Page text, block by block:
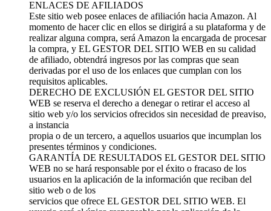
ENLACES DE AFILIADOS
Este sitio web posee enlaces de afiliación hacia Amazon. Al
momento de hacer clic en ellos se dirigirá a su plataforma y de
realizar alguna compra, será Amazon la encargada de procesar
la compra, y EL GESTOR DEL SITIO WEB en su calidad
de afiliado, obtendrá ingresos por las compras que sean
derivadas por el uso de los enlaces que cumplan con los
requisitos aplicables.
DERECHO DE EXCLUSIÓN EL GESTOR DEL SITIO
WEB se reserva el derecho a denegar o retirar el acceso al
sitio web y/o los servicios ofrecidos sin necesidad de preaviso,
a instancia
propia o de un tercero, a aquellos usuarios que incumplan los
presentes términos y condiciones.
GARANTÍA DE RESULTADOS EL GESTOR DEL SITIO
WEB no se hará responsable por el éxito o fracaso de los
usuarios en la aplicación de la información que reciban del
sitio web o de los
servicios que ofrece EL GESTOR DEL SITIO WEB. El